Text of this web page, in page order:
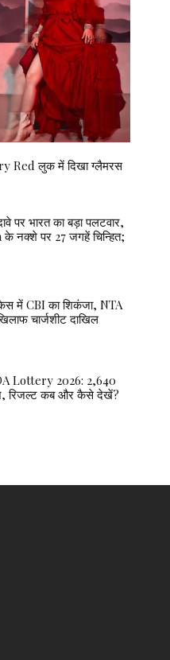
Red लुक में दिखा ग्लैमरस
पर भारत का बड़ा पलटवार,
नक्शे पर 27 जगहें चिन्हित;
में CBI का शिकंजा, NTA
चार्जशीट दाखिल
Lottery 2026: 2,640
रिजल्ट कब और कैसे देखें?